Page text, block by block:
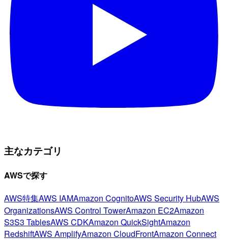
主なカテゴリ
AWSで探す
AWS特集AWS IAMAmazon CognitoAWS Security HubAWS
OrganizationsAWS Control TowerAmazon EC2Amazon
S3S3 TablesAWS CDKAmazon QuickSightAmazon
RedshiftAWS AmplifyAmazon CloudFrontAmazon Connect